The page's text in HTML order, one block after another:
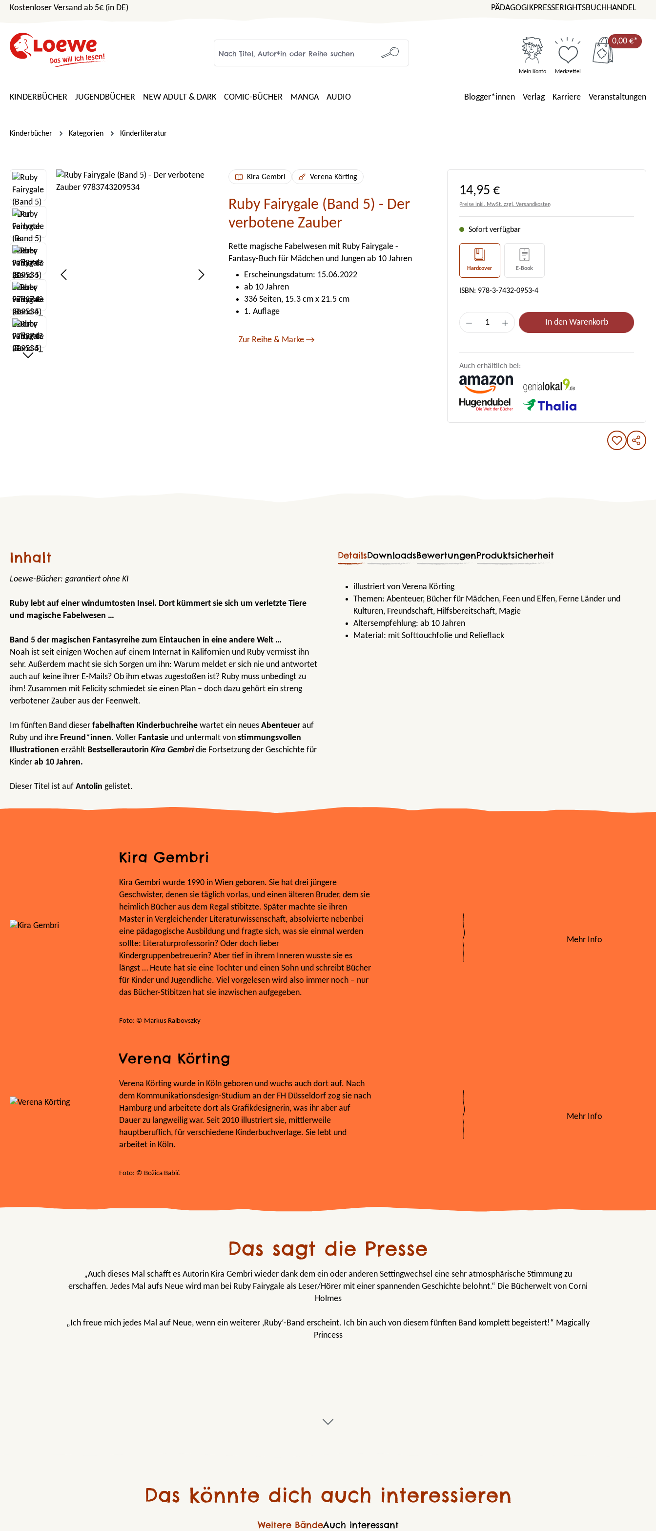
Hauptinhalt springen
Zur Suche springen
Zur Hauptnavigation springen
Kostenloser Versand ab 5€ (in DE) PÄDAGOGIKPRESSERIGHTSBUCHHANDEL
Mein Konto Merkzettel
0,00 €*
KINDERBÜCHER JUGENDBÜCHER NEW ADULT & DARK COMIC-BÜCHER MANGA AUDIO Blogger*innen Verlag Karriere Veranstaltungen
Kinderbücher Kategorien Kinderliteratur
Bildergalerie überspringen Kira Gembri Verena Körting
Ruby Fairygale (Band 5) - Der
verbotene Zauber
Rette magische Fabelwesen mit Ruby Fairygale -
Fantasy-Buch für Mädchen und Jungen ab 10 Jahren
Erscheinungsdatum: 15.06.2022
ab 10 Jahren
336 Seiten, 15.3 cm x 21.5 cm
1. Auflage
Zur Reihe & Marke
Regulärer Preis:
14,95 €
Preise inkl. MwSt. zzgl. Versandkosten
Sofort verfügbar
Hardcover E-Book
ISBN: 978-3-7432-0953-4
Produkt Anzahl: Gib den gewünschten
In den Warenkorb
Auch erhältlich bei:
Inhalt
Loewe-Bücher: garantiert ohne KI
Ruby lebt auf einer windumtosten Insel. Dort kümmert sie sich um verletzte Tiere
und magische Fabelwesen …
Band 5 der magischen Fantasyreihe zum Eintauchen in eine andere Welt …
Noah ist seit einigen Wochen auf einem Internat in Kalifornien und Ruby vermisst ihn
sehr. Außerdem macht sie sich Sorgen um ihn: Warum meldet er sich nie und antwortet
auch auf keine ihrer E-Mails? Ob ihm etwas zugestoßen ist? Ruby muss unbedingt zu
ihm! Zusammen mit Felicity schmiedet sie einen Plan – doch dazu gehört ein streng
verbotener Zauber aus der Feenwelt.
Im fünften Band dieser fabelhaften Kinderbuchreihe wartet ein neues Abenteuer auf
Ruby und ihre Freund*innen. Voller Fantasie und untermalt von stimmungsvollen
Illustrationen erzählt Bestsellerautorin Kira Gembridie Fortsetzung der Geschichte für
Kinder ab 10 Jahren.
Dieser Titel ist auf Antolin gelistet.
DetailsDownloadsBewertungenProduktsicherheit
illustriert von Verena Körting
Themen: Abenteuer, Bücher für Mädchen, Feen und Elfen, Ferne Länder und
Kulturen, Freundschaft, Hilfsbereitschaft, Magie
Altersempfehlung: ab 10 Jahren
Material: mit Softtouchfolie und Relieflack
Kira Gembri
Kira Gembri wurde 1990 in Wien geboren. Sie hat drei jüngere
Geschwister, denen sie täglich vorlas, und einen älteren Bruder, dem sie
heimlich Bücher aus dem Regal stibitzte. Später machte sie ihren
Master in Vergleichender Literaturwissenschaft, absolvierte nebenbei
eine pädagogische Ausbildung und fragte sich, was sie einmal werden
sollte: Literaturprofessorin? Oder doch lieber
Kindergruppenbetreuerin? Aber tief in ihrem Inneren wusste sie es
längst … Heute hat sie eine Tochter und einen Sohn und schreibt Bücher
für Kinder und Jugendliche. Viel vorgelesen wird also immer noch – nur
das Bücher-Stibitzen hat sie inzwischen aufgegeben.
Foto: © Markus Ralbovszky
Mehr Info
Verena Körting
Verena Körting wurde in Köln geboren und wuchs auch dort auf. Nach
dem Kommunikationsdesign-Studium an der FH Düsseldorf zog sie nach
Hamburg und arbeitete dort als Grafikdesignerin, was ihr aber auf
Dauer zu langweilig war. Seit 2010 illustriert sie, mittlerweile
hauptberuflich, für verschiedene Kinderbuchverlage. Sie lebt und
arbeitet in Köln.
Foto: © Božica Babić
Mehr Info
Das sagt die Presse
„Auch dieses Mal schafft es Autorin Kira Gembri wieder dank dem ein oder anderen Settingwechsel eine sehr atmosphärische Stimmung zu
erschaffen. Jedes Mal aufs Neue wird man bei Ruby Fairygale als Leser/Hörer mit einer spannenden Geschichte belohnt.“ Die Bücherwelt von Corni
Holmes
„Ich freue mich jedes Mal auf Neue, wenn ein weiterer ,Ruby‘-Band erscheint. Ich bin auch von diesem fünften Band komplett begeistert!“ Magically
Princess
Das könnte dich auch interessieren
Weitere BändeAuch interessant